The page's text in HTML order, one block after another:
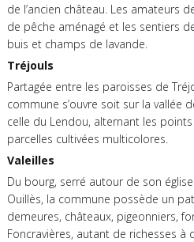
de l’ancien château. Les amateurs
de pêche aménagé et les sentiers
buis et champs de lavande.
Tréjouls
Partagée entre les paroisses de
commune s’ouvre soit sur la vallée
celle du Lendou, alternant les
parcelles cultivées multicolores.
Valeilles
Du bourg, serré autour de son
Ouillès, la commune possède un
demeures, châteaux, pigeonniers,
Foncravières, autant de richesses à